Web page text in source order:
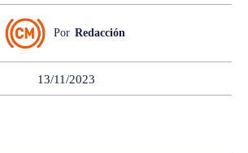
Por Redacción
13/11/2023